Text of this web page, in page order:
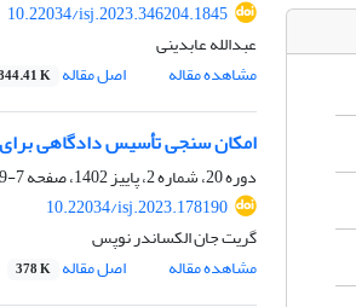
10.22034/isj.2023.346204.1845
عبدالله عابدینی
مشاهده مقاله
اصل مقاله K
امکان سنجی تأسیس دادگاهی برای
دوره 20، شماره 2، پاییز 1402، صفحه
7-19
10.22034/isj.2023.178190
گریت جان الکساندر نوپس
مشاهده مقاله
اصل مقاله 378 K